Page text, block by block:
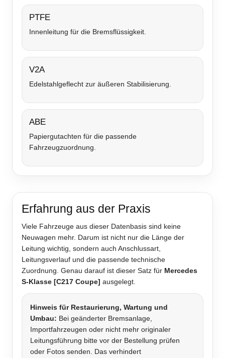
PTFE
Innenleitung für die Bremsflüssigkeit.
V2A
Edelstahlgeflecht zur äußeren Stabilisierung.
ABE
Papiergutachten für die passende
Fahrzeugzuordnung.
Erfahrung aus der Praxis
Viele Fahrzeuge aus dieser Datenbasis sind keine
Neuwagen mehr. Darum ist nicht nur die Länge der
Leitung wichtig, sondern auch Anschlussart,
Leitungsverlauf und die passende technische
Zuordnung. Genau darauf ist dieser Satz für Mercedes
S-Klasse [C217 Coupe] ausgelegt.
Hinweis für Restaurierung, Wartung und
Umbau: Bei geänderter Bremsanlage,
Importfahrzeugen oder nicht mehr originaler
Leitungsführung bitte vor der Bestellung prüfen
oder Fotos senden. Das verhindert